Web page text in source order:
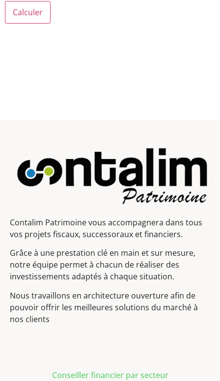
Calculer
Contalim Patrimoine vous accompagnera dans tous
vos projets fiscaux, successoraux et financiers.
Grâce à une prestation clé en main et sur mesure,
notre équipe permet à chacun de réaliser des
investissements adaptés à chaque situation.
Nous travaillons en architecture ouverture afin de
pouvoir offrir les meilleures solutions du marché à
nos clients
Conseiller financier par secteur